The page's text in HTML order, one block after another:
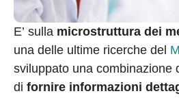
E’ sulla microstruttura dei
una delle ultime ricerche del
sviluppato una combinazione
di fornire informazioni